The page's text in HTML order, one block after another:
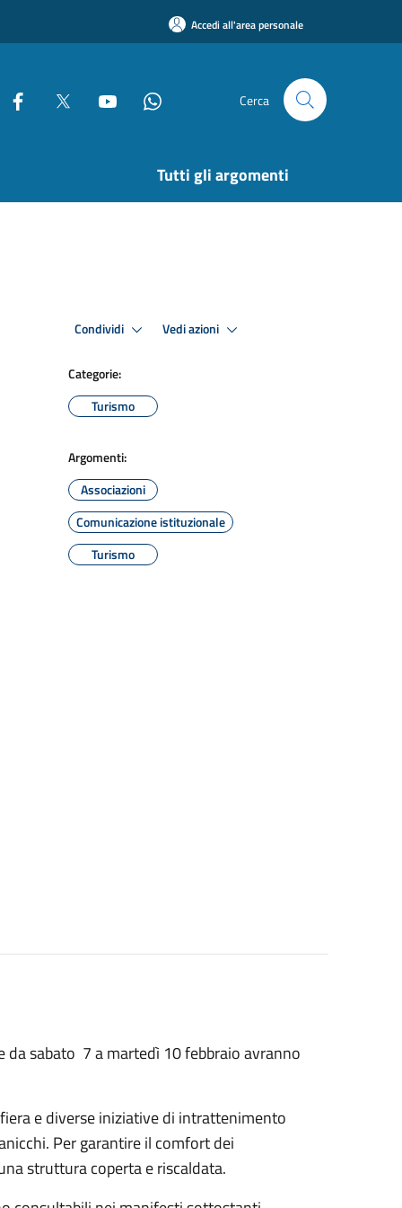
Accedi all'area personale
Cerca
Tutti gli argomenti
Condividi Vedi azioni
Categorie:
Turismo
Argomenti:
Associazioni
Comunicazione istituzionale
Turismo
da sabato 7 a martedì 10 febbraio avranno
e diverse iniziative di intrattenimento
Per garantire il comfort dei
struttura coperta e riscaldata.